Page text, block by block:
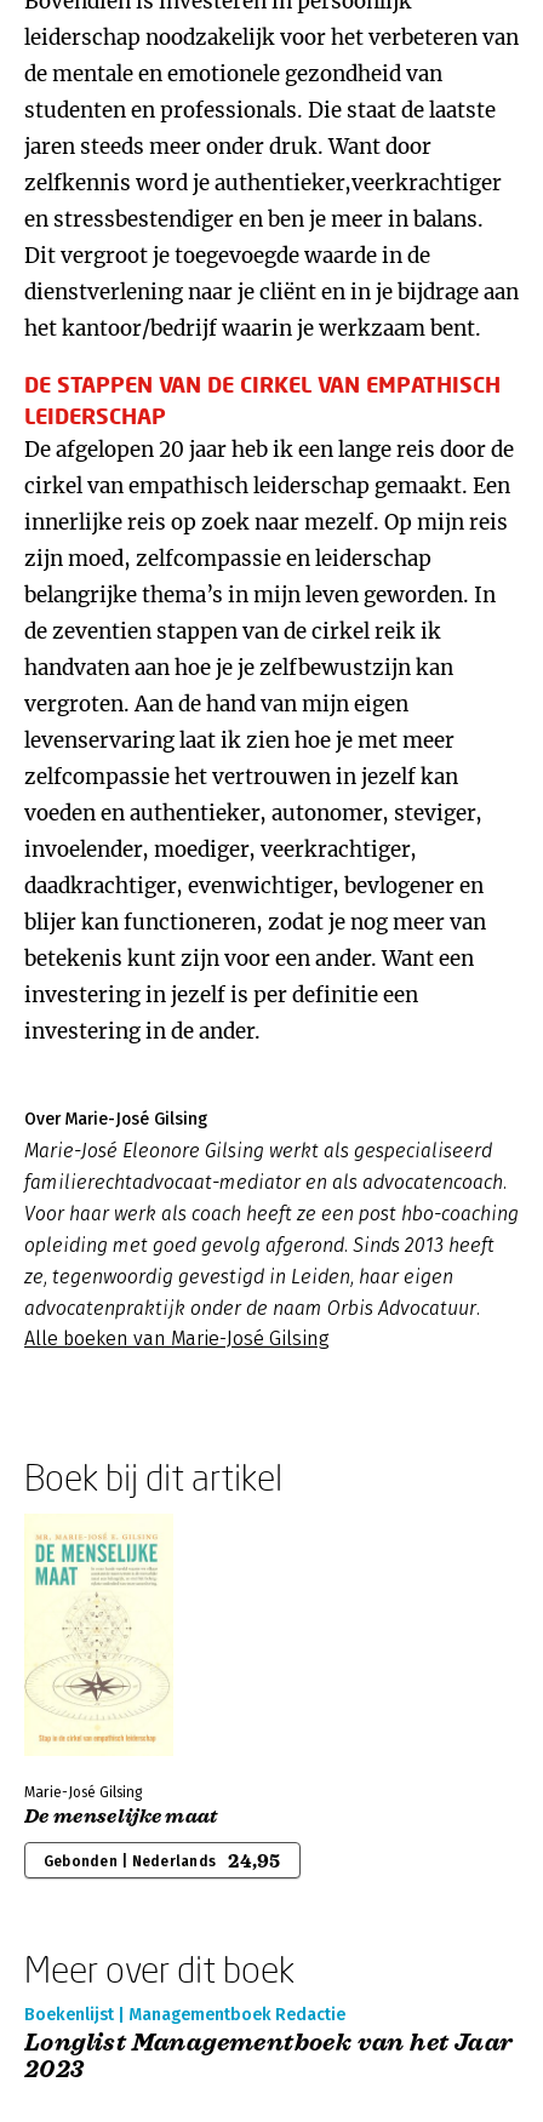
leiderschap noodzakelijk voor het verbeteren van
de mentale en emotionele gezondheid van
studenten en professionals. Die staat de laatste
jaren steeds meer onder druk. Want door
zelfkennis word je authentieker,veerkrachtiger
en stressbestendiger en ben je meer in balans.
Dit vergroot je toegevoegde waarde in de
dienstverlening naar je cliënt en in je bijdrage aan
het kantoor/bedrijf waarin je werkzaam bent.
DE STAPPEN VAN DE CIRKEL VAN EMPATHISCH
LEIDERSCHAP
De afgelopen 20 jaar heb ik een lange reis door de
cirkel van empathisch leiderschap gemaakt. Een
innerlijke reis op zoek naar mezelf. Op mijn reis
zijn moed, zelfcompassie en leiderschap
belangrijke thema’s in mijn leven geworden. In
de zeventien stappen van de cirkel reik ik
handvaten aan hoe je je zelfbewustzijn kan
vergroten. Aan de hand van mijn eigen
levenservaring laat ik zien hoe je met meer
zelfcompassie het vertrouwen in jezelf kan
voeden en authentieker, autonomer, steviger,
invoelender, moediger, veerkrachtiger,
daadkrachtiger, evenwichtiger, bevlogener en
blijer kan functioneren, zodat je nog meer van
betekenis kunt zijn voor een ander. Want een
investering in jezelf is per definitie een
investering in de ander.
Over Marie-José Gilsing
Marie-José Eleonore Gilsing werkt als gespecialiseerd
familierechtadvocaat-mediator en als advocatencoach.
Voor haar werk als coach heeft ze een post hbo-coaching
opleiding met goed gevolg afgerond. Sinds 2013 heeft
ze, tegenwoordig gevestigd in Leiden, haar eigen
advocatenpraktijk onder de naam Orbis Advocatuur.
Alle boeken van Marie-José Gilsing
Boek bij dit artikel
Marie-José Gilsing
De menselijke maat
Gebonden | Nederlands 24,95
Meer over dit boek
Boekenlijst | Managementboek Redactie
Longlist Managementboek van het Jaar
2023